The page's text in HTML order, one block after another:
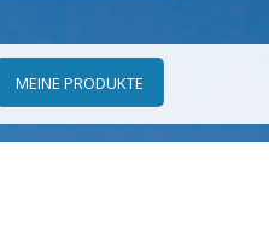
MEINE PRODUKTE